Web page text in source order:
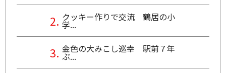
クッキー作りで交流 鶴居の小
学...
金色の大みこし巡幸 駅前７年
ぶ...